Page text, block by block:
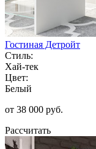
Гостиная Детройт
Стиль:
Хай-тек
Цвет:
Белый
от 38 000 руб.
Рассчитать